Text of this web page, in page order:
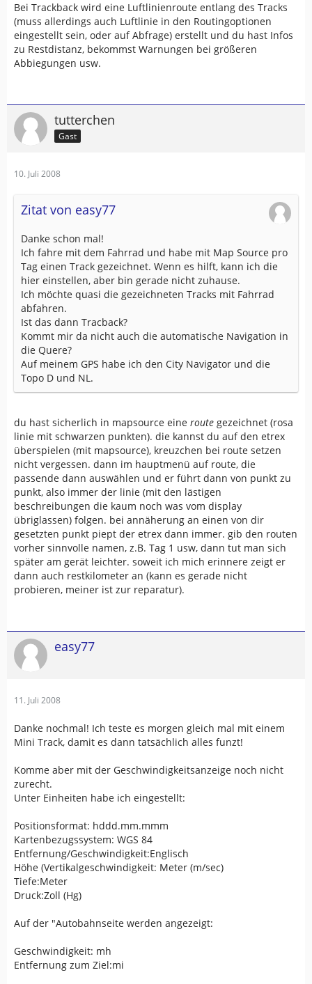
Bei Trackback wird eine Luftlinienroute entlang des Tracks
(muss allerdings auch Luftlinie in den Routingoptionen
eingestellt sein, oder auf Abfrage) erstellt und du hast Infos
zu Restdistanz, bekommst Warnungen bei größeren
Abbiegungen usw.
tutterchen
Gast
10. Juli 2008
Zitat von easy77
Danke schon mal!
Ich fahre mit dem Fahrrad und habe mit Map Source pro
Tag einen Track gezeichnet. Wenn es hilft, kann ich die
hier einstellen, aber bin gerade nicht zuhause.
Ich möchte quasi die gezeichneten Tracks mit Fahrrad
abfahren.
Ist das dann Tracback?
Kommt mir da nicht auch die automatische Navigation in
die Quere?
Auf meinem GPS habe ich den City Navigator und die
Topo D und NL.
du hast sicherlich in mapsource eine route gezeichnet (rosa
linie mit schwarzen punkten). die kannst du auf den etrex
überspielen (mit mapsource), kreuzchen bei route setzen
nicht vergessen. dann im hauptmenü auf route, die
passende dann auswählen und er führt dann von punkt zu
punkt, also immer der linie (mit den lästigen
beschreibungen die kaum noch was vom display
übriglassen) folgen. bei annäherung an einen von dir
gesetzten punkt piept der etrex dann immer. gib den routen
vorher sinnvolle namen, z.B. Tag 1 usw, dann tut man sich
später am gerät leichter. soweit ich mich erinnere zeigt er
dann auch restkilometer an (kann es gerade nicht
probieren, meiner ist zur reparatur).
easy77
11. Juli 2008
Danke nochmal! Ich teste es morgen gleich mal mit einem
Mini Track, damit es dann tatsächlich alles funzt!
Komme aber mit der Geschwindigkeitsanzeige noch nicht
zurecht.
Unter Einheiten habe ich eingestellt:
Positionsformat: hddd.mm.mmm
Kartenbezugssystem: WGS 84
Entfernung/Geschwindigkeit:Englisch
Höhe (Vertikalgeschwindigkeit: Meter (m/sec)
Tiefe:Meter
Druck:Zoll (Hg)
Auf der "Autobahnseite werden angezeigt:
Geschwindigkeit: mh
Entfernung zum Ziel:mi